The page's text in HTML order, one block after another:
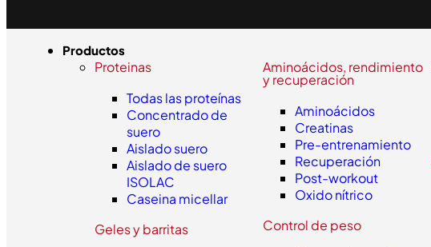
Productos
Proteinas
Todas las proteínas
Concentrado de
suero
Aislado suero
Aislado de suero
ISOLAC
Caseina micellar
Geles y barritas
Aminoácidos, rendimiento
y recuperación
Aminoácidos
Creatinas
Pre-entrenamiento
Recuperación
Post-workout
Oxido nítrico
Control de peso